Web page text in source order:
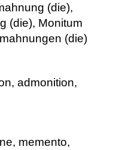
(die),
(die), Monitum
(die)
admonition,
memento,